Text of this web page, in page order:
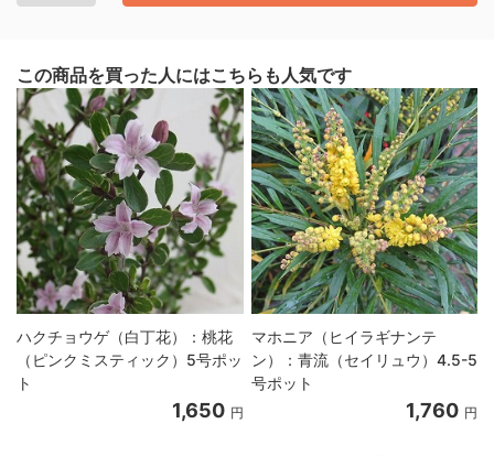
この商品を買った人にはこちらも人気です
ハクチョウゲ（白丁花）：桃花
（ピンクミスティック）5号ポッ
ト
1,650 円
マホニア（ヒイラギナンテ
ン）：青流（セイリュウ）4.5-5
号ポット
1,760 円